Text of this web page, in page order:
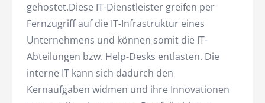
gehostet.Diese IT-Dienstleister greifen per
Fernzugriff auf die IT-Infrastruktur eines
Unternehmens und können somit die IT-
Abteilungen bzw. Help-Desks entlasten. Die
interne IT kann sich dadurch den
Kernaufgaben widmen und ihre Innovationen